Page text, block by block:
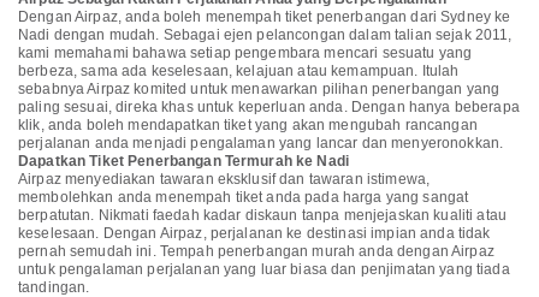
Dengan Airpaz, anda boleh menempah tiket penerbangan dari Sydney ke
Nadi dengan mudah. Sebagai ejen pelancongan dalam talian sejak 2011,
kami memahami bahawa setiap pengembara mencari sesuatu yang
berbeza, sama ada keselesaan, kelajuan atau kemampuan. Itulah
sebabnya Airpaz komited untuk menawarkan pilihan penerbangan yang
paling sesuai, direka khas untuk keperluan anda. Dengan hanya beberapa
klik, anda boleh mendapatkan tiket yang akan mengubah rancangan
perjalanan anda menjadi pengalaman yang lancar dan menyeronokkan.
Dapatkan Tiket Penerbangan Termurah ke Nadi
Airpaz menyediakan tawaran eksklusif dan tawaran istimewa,
membolehkan anda menempah tiket anda pada harga yang sangat
berpatutan. Nikmati faedah kadar diskaun tanpa menjejaskan kualiti atau
keselesaan. Dengan Airpaz, perjalanan ke destinasi impian anda tidak
pernah semudah ini. Tempah penerbangan murah anda dengan Airpaz
untuk pengalaman perjalanan yang luar biasa dan penjimatan yang tiada
tandingan.